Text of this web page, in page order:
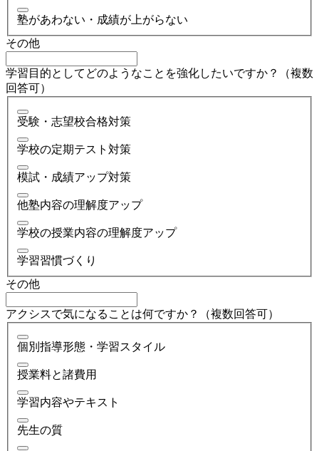
塾があわない・成績が上がらない
その他
学習目的としてどのようなことを強化したいですか？（複数
回答可）
受験・志望校合格対策
学校の定期テスト対策
模試・成績アップ対策
他塾内容の理解度アップ
学校の授業内容の理解度アップ
学習習慣づくり
その他
アクシスで気になることは何ですか？（複数回答可）
個別指導形態・学習スタイル
授業料と諸費用
学習内容やテキスト
先生の質